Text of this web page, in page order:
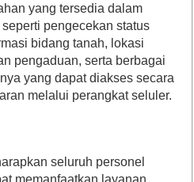
yang tersedia dalam
pengecekan status
bidang tanah, lokasi
pengaduan, serta berbagai
yang dapat diakses secara
melalui perangkat seluler.
seluruh personel
memanfaatkan layanan